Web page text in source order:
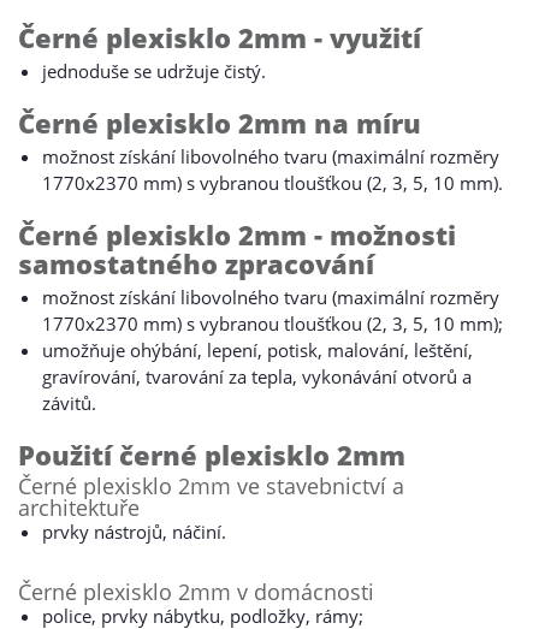
Černé plexisklo 2mm - využití
jednoduše se udržuje čistý.
Černé plexisklo 2mm na míru
možnost získání libovolného tvaru (maximální rozměry
1770x2370 mm) s vybranou tloušťkou (2, 3, 5, 10 mm).
Černé plexisklo 2mm - možnosti
samostatného zpracování
možnost získání libovolného tvaru (maximální rozměry
1770x2370 mm) s vybranou tloušťkou (2, 3, 5, 10 mm);
umožňuje ohýbání, lepení, potisk, malování, leštění,
gravírování, tvarování za tepla, vykonávání otvorů a
závitů.
Použití černé plexisklo 2mm
Černé plexisklo 2mm ve stavebnictví a
architektuře
prvky nástrojů, náčiní.
Černé plexisklo 2mm v domácnosti
police, prvky nábytku, podložky, rámy;